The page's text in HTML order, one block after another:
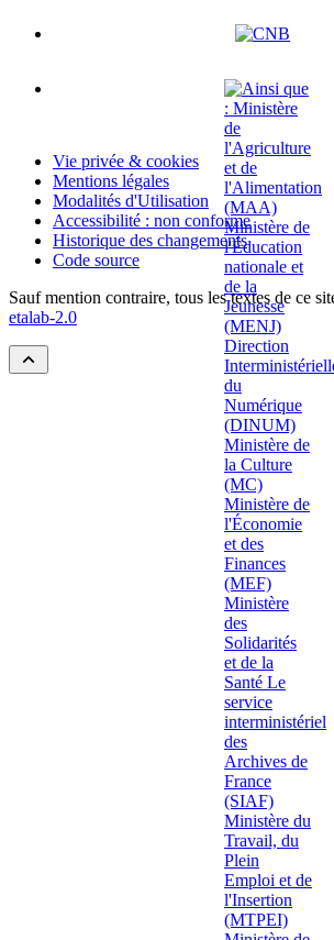
Vie privée & cookies
Mentions légales
Modalités d'Utilisation
Accessibilité : non conforme
Historique des changements
Code source
Sauf mention contraire, tous les textes de ce
etalab-2.0